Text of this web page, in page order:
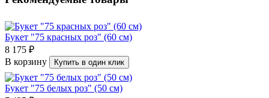
Букет "75 красных роз" (60 см)
8 175 ₽
В корзину
Купить в один клик
Букет "75 белых роз" (50 см)